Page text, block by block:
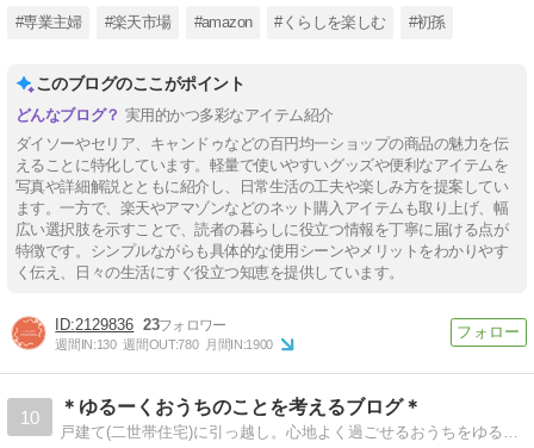
#専業主婦 #楽天市場 #amazon #くらしを楽しむ #初孫
このブログのここがポイント
実用的かつ多彩なアイテム紹介
ダイソーやセリア、キャンドゥなどの百円均一ショップの商品の魅力を伝
えることに特化しています。軽量で使いやすいグッズや便利なアイテムを
写真や詳細解説とともに紹介し、日常生活の工夫や楽しみ方を提案してい
ます。一方で、楽天やアマゾンなどのネット購入アイテムも取り上げ、幅
広い選択肢を示すことで、読者の暮らしに役立つ情報を丁寧に届ける点が
特徴です。シンプルながらも具体的な使用シーンやメリットをわかりやす
く伝え、日々の生活にすぐ役立つ知恵を提供しています。
2129836 23
週間IN:130 週間OUT:780 月間IN:1900
10
＊ゆるーくおうちのことを考えるブログ＊